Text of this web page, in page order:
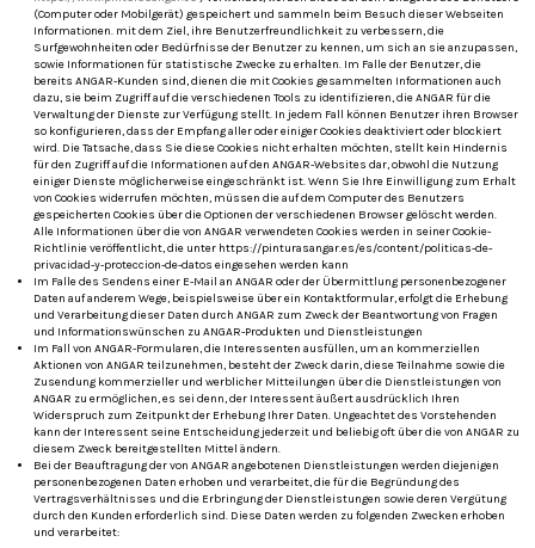
(Computer oder Mobilgerät) gespeichert und sammeln beim Besuch dieser Webseiten
Informationen. mit dem Ziel, ihre Benutzerfreundlichkeit zu verbessern, die
Surfgewohnheiten oder Bedürfnisse der Benutzer zu kennen, um sich an sie anzupassen,
sowie Informationen für statistische Zwecke zu erhalten. Im Falle der Benutzer, die
bereits ANGAR-Kunden sind, dienen die mit Cookies gesammelten Informationen auch
dazu, sie beim Zugriff auf die verschiedenen Tools zu identifizieren, die ANGAR für die
Verwaltung der Dienste zur Verfügung stellt. In jedem Fall können Benutzer ihren Browser
so konfigurieren, dass der Empfang aller oder einiger Cookies deaktiviert oder blockiert
wird. Die Tatsache, dass Sie diese Cookies nicht erhalten möchten, stellt kein Hindernis
für den Zugriff auf die Informationen auf den ANGAR-Websites dar, obwohl die Nutzung
einiger Dienste möglicherweise eingeschränkt ist.Wenn Sie Ihre Einwilligung zum Erhalt
von Cookies widerrufen möchten, müssen die auf dem Computer des Benutzers
gespeicherten Cookies über die Optionen der verschiedenen Browser gelöscht werden.
Alle Informationen über die von ANGAR verwendeten Cookies werden in seiner Cookie-
Richtlinie veröffentlicht, die unter https://pinturasangar.es/es/content/politicas-de-
privacidad-y-proteccion-de-datos eingesehen werden kann
Im Falle des Sendens einer E-Mail an ANGAR oder der Übermittlung personenbezogener
Daten auf anderem Wege, beispielsweise über ein Kontaktformular, erfolgt die Erhebung
und Verarbeitung dieser Daten durch ANGAR zum Zweck der Beantwortung von Fragen
und Informationswünschen zu ANGAR-Produkten und Dienstleistungen
Im Fall von ANGAR-Formularen, die Interessenten ausfüllen, um an kommerziellen
Aktionen von ANGAR teilzunehmen, besteht der Zweck darin, diese Teilnahme sowie die
Zusendung kommerzieller und werblicher Mitteilungen über die Dienstleistungen von
ANGAR zu ermöglichen, es sei denn, der Interessent äußert ausdrücklich Ihren
Widerspruch zum Zeitpunkt der Erhebung Ihrer Daten. Ungeachtet des Vorstehenden
kann der Interessent seine Entscheidung jederzeit und beliebig oft über die von ANGAR zu
diesem Zweck bereitgestellten Mittel ändern.
Bei der Beauftragung der von ANGAR angebotenen Dienstleistungen werden diejenigen
personenbezogenen Daten erhoben und verarbeitet, die für die Begründung des
Vertragsverhältnisses und die Erbringung der Dienstleistungen sowie deren Vergütung
durch den Kunden erforderlich sind. Diese Daten werden zu folgenden Zwecken erhoben
und verarbeitet: